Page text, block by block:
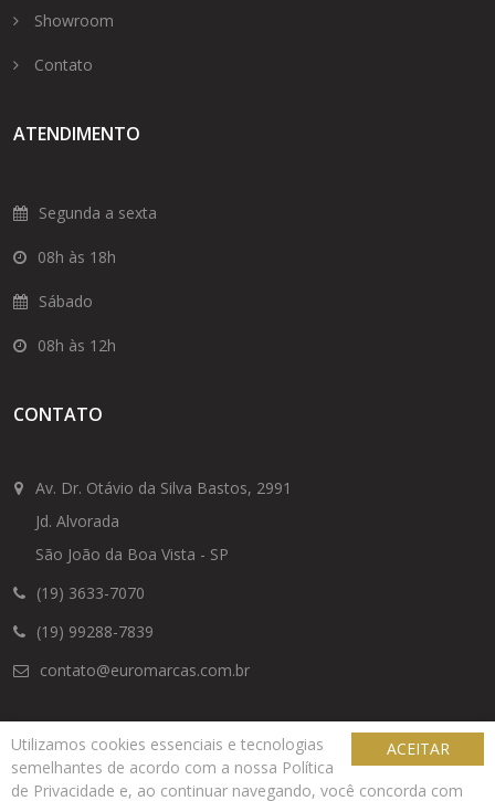
ACEITAR
Utilizamos cookies essenciais e tecnologias
semelhantes de acordo com a nossa Política
de Privacidade e, ao continuar navegando, você concorda com
Showroom
Contato
ATENDIMENTO
Segunda a sexta
08h às 18h
Sábado
08h às 12h
CONTATO
Av. Dr. Otávio da Silva Bastos, 2991
Jd. Alvorada
São João da Boa Vista - SP
(19) 3633-7070
(19) 99288-7839
contato@euromarcas.com.br
© 2024 Euromarcas - Desenvolvido porNexutec Soluções